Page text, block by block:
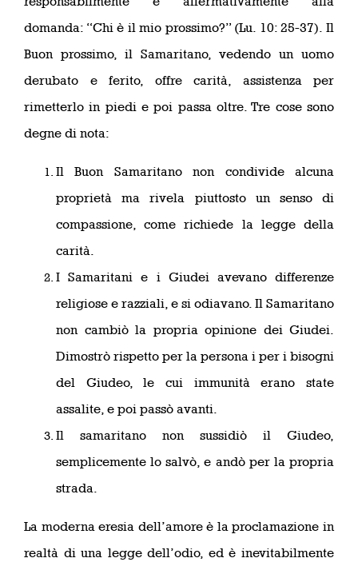
domanda: “Chi è il mio prossimo?” (Lu. 10: 25-37). Il
Buon prossimo, il Samaritano, vedendo un uomo
derubato e ferito, offre carità, assistenza per
rimetterlo in piedi e poi passa oltre. Tre cose sono
degne di nota:
Il Buon Samaritano non condivide alcuna
proprietà ma rivela piuttosto un senso di
compassione, come richiede la legge della
carità.
I Samaritani e i Giudei avevano differenze
religiose e razziali, e si odiavano. Il Samaritano
non cambiò la propria opinione dei Giudei.
Dimostrò rispetto per la persona i per i bisogni
del Giudeo, le cui immunità erano state
assalite, e poi passò avanti.
Il samaritano non sussidiò il Giudeo,
semplicemente lo salvò, e andò per la propria
strada.
La moderna eresia dell’amore è la proclamazione in
realtà di una legge dell’odio, ed è inevitabilmente